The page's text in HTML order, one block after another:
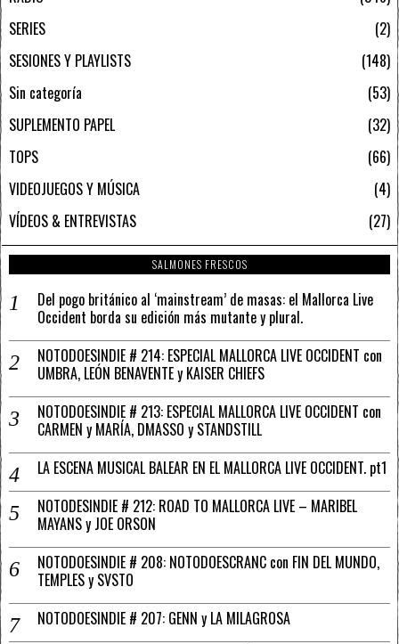
SERIES
2
SESIONES Y PLAYLISTS
148
Sin categoría
53
SUPLEMENTO PAPEL
32
TOPS
66
VIDEOJUEGOS Y MÚSICA
4
VÍDEOS & ENTREVISTAS
27
SALMONES FRESCOS
Del pogo británico al ‘mainstream’ de masas: el Mallorca Live
Occident borda su edición más mutante y plural.
NOTODOESINDIE # 214: ESPECIAL MALLORCA LIVE OCCIDENT con
UMBRA, LEÓN BENAVENTE y KAISER CHIEFS
NOTODOESINDIE # 213: ESPECIAL MALLORCA LIVE OCCIDENT con
CARMEN y MARÍA, DMASSO y STANDSTILL
LA ESCENA MUSICAL BALEAR EN EL MALLORCA LIVE OCCIDENT. pt1
NOTODESINDIE # 212: ROAD TO MALLORCA LIVE – MARIBEL
MAYANS y JOE ORSON
NOTODOESINDIE # 208: NOTODOESCRANC con FIN DEL MUNDO,
TEMPLES y SVSTO
NOTODOESINDIE # 207: GENN y LA MILAGROSA